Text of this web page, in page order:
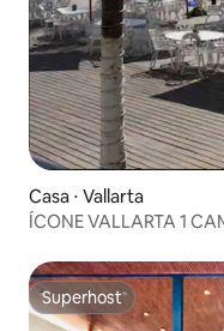
Casa ⋅ Vallarta
ÍCONE VALLARTA 1
Superhost
Superhost